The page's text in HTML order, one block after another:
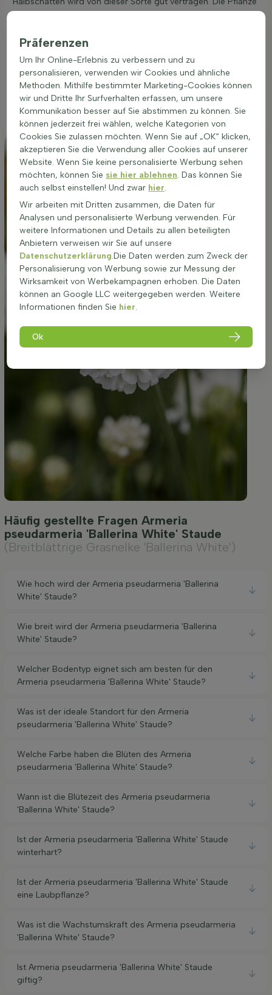
vermieden werden, um das Wurzelsystem gesund zu halten.
durch eine gute Trockenheitstoleranz aus, sodass sie auch in
trockeneren Perioden mit weniger Wasser auskommt. Diese
Eigenschaften machen sie zu einer idealen Wahl für Beete
und Kübel, die im Sommer nicht täglich gegossen werden
können.
Häufig gestellte Fragen Armeria
pseudarmeria 'Ballerina White' Staude
(Breitblättrige Grasnelke 'Ballerina White')
Wie hoch wird der Armeria pseudarmeria 'Ballerina
White' Staude?
Wie breit wird der Armeria pseudarmeria 'Ballerina
White' Staude?
Welcher Bodentyp eignet sich am besten für den
Armeria pseudarmeria 'Ballerina White' Staude?
Was ist der ideale Standort für den Armeria
pseudarmeria 'Ballerina White' Staude?
Welche Farbe haben die Blüten des Armeria
pseudarmeria 'Ballerina White' Staude?
Wann ist die Blütezeit des Armeria pseudarmeria
'Ballerina White' Staude?
Ist der Armeria pseudarmeria 'Ballerina White' Staude
winterhart?
Ist der Armeria pseudarmeria 'Ballerina White' Staude
eine Laubpflanze?
Was ist die Wachstumskraft des Armeria pseudarmeria
'Ballerina White' Staude?
Ist Armeria pseudarmeria 'Ballerina White' Staude
giftig?
Präferenzen
Um Ihr Online-Erlebnis zu verbessern und zu
personalisieren, verwenden wir Cookies und ähnliche
Methoden. Mithilfe bestimmter Marketing-Cookies können
wir und Dritte Ihr Surfverhalten erfassen, um unsere
Kommunikation besser auf Sie abstimmen zu können. Sie
können jederzeit frei wählen, welche Kategorien von
Cookies Sie zulassen möchten. Wenn Sie auf „OK“ klicken,
akzeptieren Sie die Verwendung aller Cookies auf unserer
Website. Wenn Sie keine personalisierte Werbung sehen
möchten, können Sie sie hier ablehnen. Das können Sie
auch selbst einstellen! Und zwar hier.
Wir arbeiten mit Dritten zusammen, die Daten für
Analysen und personalisierte Werbung verwenden. Für
weitere Informationen und Details zu allen beteiligten
Anbietern verweisen wir Sie auf unsere
Datenschutzerklärung.Die Daten werden zum Zweck der
Personalisierung von Werbung sowie zur Messung der
Wirksamkeit von Werbekampagnen erhoben. Die Daten
können an Google LLC weitergegeben werden. Weitere
Informationen finden Sie hier.
Ok